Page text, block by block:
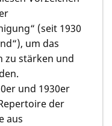
(seit 1930
um das
zu stärken und
und 1930er
der
aus